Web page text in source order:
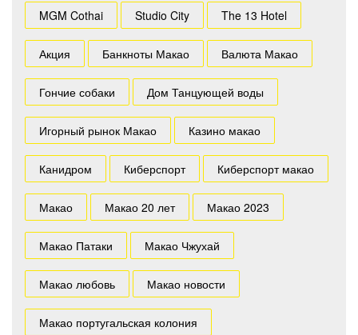
MGM Cothai Studio City The 13 Hotel
Акция Банкноты Макао Валюта Макао
Гончие собаки Дом Танцующей воды
Игорный рынок Макао Казино макао
Канидром Киберспорт Киберспорт макао
Макао Макао 20 лет Макао 2023
Макао Патаки Макао Чжухай
Макао любовь Макао новости
Макао португальская колония